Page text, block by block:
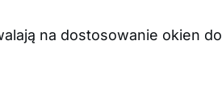
na dostosowanie okien do